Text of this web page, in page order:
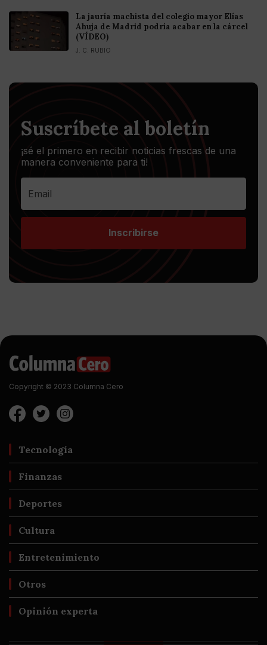
La jauría machista del colegio mayor Elías
Ahuja de Madrid podría acabar en la cárcel
(VÍDEO)
J. C. RUBIO
Suscríbete al boletín
¡sé el primero en recibir noticias frescas de una
manera conveniente para ti!
Inscribirse
Copyright © 2023 Columna Cero
Tecnología
Finanzas
Deportes
Cultura
Entretenimiento
Otros
Opinión experta